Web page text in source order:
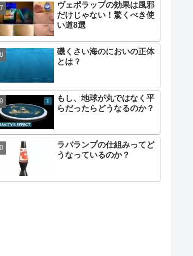
ヴェポラップの効果は風邪
だけじゃない！驚くべき使
い道8選
磯くさい海のにおいの正体
とは？
もし、地球が丸ではなく平
らだったらどうなるのか？
ラバランプの仕組みってど
うなっているのか？